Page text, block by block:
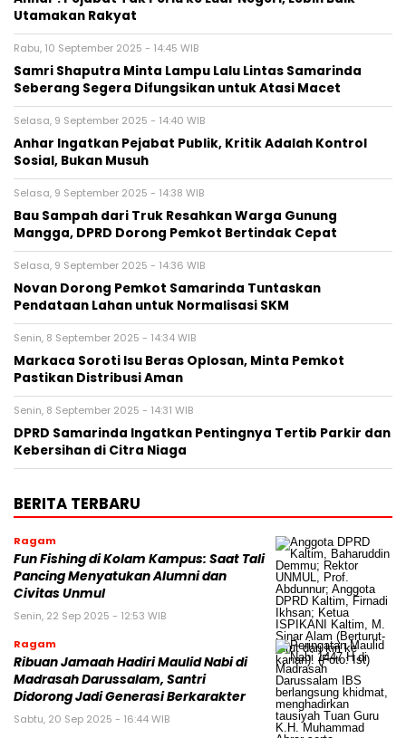
Utamakan Rakyat
Rabu, 10 September 2025 - 14:45 WIB
Samri Shaputra Minta Lampu Lalu Lintas Samarinda
Seberang Segera Difungsikan untuk Atasi Macet
Selasa, 9 September 2025 - 14:40 WIB
Anhar Ingatkan Pejabat Publik, Kritik Adalah Kontrol
Sosial, Bukan Musuh
Selasa, 9 September 2025 - 14:38 WIB
Bau Sampah dari Truk Resahkan Warga Gunung
Mangga, DPRD Dorong Pemkot Bertindak Cepat
Selasa, 9 September 2025 - 14:36 WIB
Novan Dorong Pemkot Samarinda Tuntaskan
Pendataan Lahan untuk Normalisasi SKM
Senin, 8 September 2025 - 14:34 WIB
Markaca Soroti Isu Beras Oplosan, Minta Pemkot
Pastikan Distribusi Aman
Senin, 8 September 2025 - 14:31 WIB
DPRD Samarinda Ingatkan Pentingnya Tertib Parkir dan
Kebersihan di Citra Niaga
BERITA TERBARU
Ragam
Fun Fishing di Kolam Kampus: Saat Tali
Pancing Menyatukan Alumni dan
Civitas Unmul
Senin, 22 Sep 2025 - 12:53 WIB
Ragam
Ribuan Jamaah Hadiri Maulid Nabi di
Madrasah Darussalam, Santri
Didorong Jadi Generasi Berkarakter
Sabtu, 20 Sep 2025 - 16:44 WIB